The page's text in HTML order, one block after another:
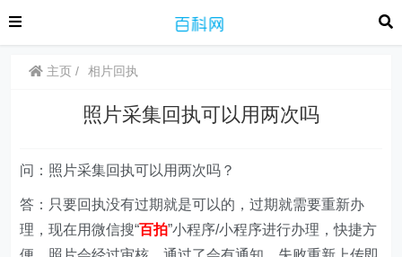
主页 相片回执
照片采集回执可以用两次吗
问：照片采集回执可以用两次吗？
答：只要回执没有过期就是可以的，过期就需要重新办
理，现在用微信搜“百拍”小程序/小程序进行办理，快捷方